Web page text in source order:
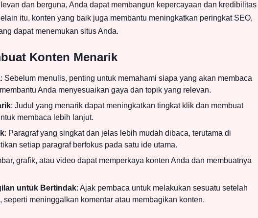
dan berguna, Anda dapat membangun kepercayaan dan kredibilitas
itu, konten yang baik juga membantu meningkatkan peringkat SEO,
dapat menemukan situs Anda.
Konten Menarik
: Sebelum menulis, penting untuk memahami siapa yang akan membaca
Anda menyesuaikan gaya dan topik yang relevan.
: Judul yang menarik dapat meningkatkan tingkat klik dan membuat
membaca lebih lanjut.
: Paragraf yang singkat dan jelas lebih mudah dibaca, terutama di
setiap paragraf berfokus pada satu ide utama.
grafik, atau video dapat memperkaya konten Anda dan membuatnya
untuk Bertindak: Ajak pembaca untuk melakukan sesuatu setelah
seperti meninggalkan komentar atau membagikan konten.